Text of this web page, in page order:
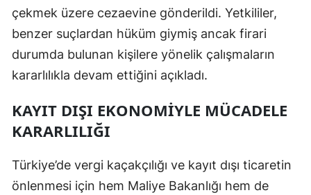
Kocaeli
Konya
Kütahya
Manisa
çekmek üzere cezaevine gönderildi. Yetkililer,
benzer suçlardan hüküm giymiş ancak firari
durumda bulunan kişilere yönelik çalışmaların
kararlılıkla devam ettiğini açıkladı.
KAYIT DIŞI EKONOMIYLE MÜCADELE
KARARLILIĞI
Türkiye’de vergi kaçakçılığı ve kayıt dışı ticaretin
önlenmesi için hem Maliye Bakanlığı hem de